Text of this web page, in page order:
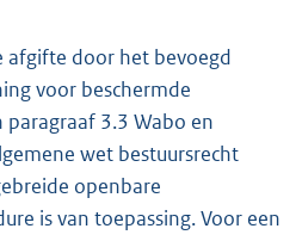
afgifte door het bevoegd
voor beschermde
3.3 Wabo en
wet bestuursrecht
openbare
is van toepassing. Voor een